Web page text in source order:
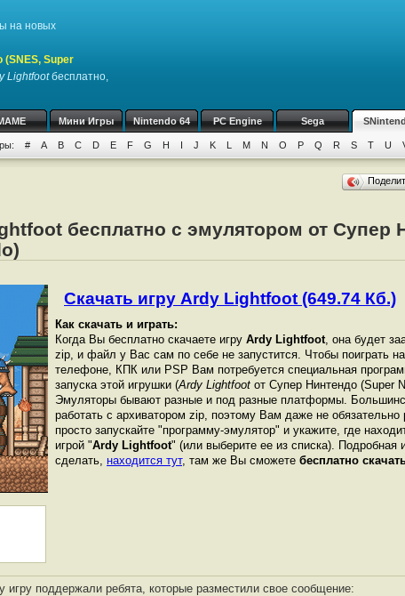
на новых
Super
Lightfootбесплатно,
Мини Игры Nintendo 64 PC Engine Sega
# A B C D E F G H I J K L M N O P Q R S T U
бесплатно с эмулятором от Супер
Скачать игру Ardy Lightfoot (649.74 Кб.)
Как скачать и играть:
Когда Вы бесплатно скачаете игру Ardy Lightfoot, она будет
zip, и файл у Вас сам по себе не запустится. Чтобы поиграть
телефоне, КПК или PSP Вам потребуется специальная
запуска этой игрушки (Ardy Lightfoot от Супер Нинтендо (Super
Эмуляторы бывают разные и под разные платформы.
работать с архиватором zip, поэтому Вам даже не обязательно
просто запускайте "программу-эмулятор" и укажите, где
игрой "Ardy Lightfoot" (или выберите ее из списка). Подробная
сделать, находится тут, там же Вы сможете бесплатно
игру поддержали ребята, которые разместили свое сообщение: